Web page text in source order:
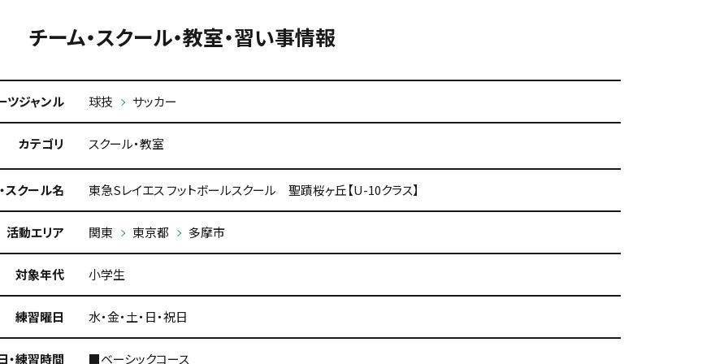
チーム・スクール・教室・習い事情報
ツジャンル 球技 サッカー
カテゴリ スクール・教室
スクール名 東急Sレイエス フットボールスクール 聖蹟桜ヶ丘【U-10クラス】
活動エリア 関東 東京都 多摩市
対象年代 小学生
練習曜日 水・金・土・日・祝日
・練習時間
■ベーシックコース